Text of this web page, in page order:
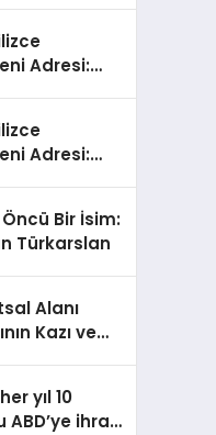
Adresi:
Adresi:
Bir İsim:
Türkarslan
Alanı
Kazı ve
yıl 10
ihraç